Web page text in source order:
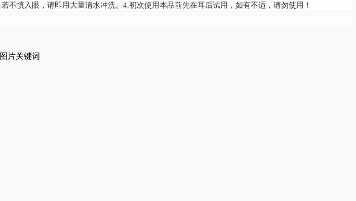
慎入眼，请即用大量清水冲洗。4.初次使用本品前先在耳后试用，如有不适，请勿使用！